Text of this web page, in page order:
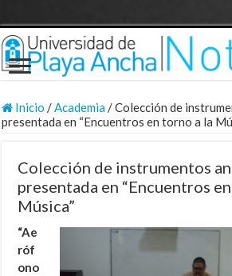
Inicio /Academia/Colección de
presentada en “Encuentros en torno a la
Colección de instrumentos
presentada en “Encuentros
Música”
“Ae
róf
ono